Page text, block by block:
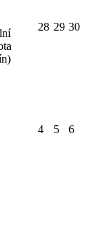
28 29 30
4 5 6